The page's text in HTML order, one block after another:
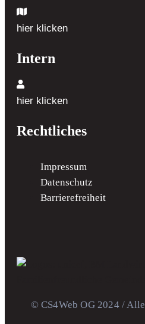
hier klicken
Intern
hier klicken
Rechtliches
Impressum
Datenschutz
Barrierefreiheit
© CS4Web OG 2024 /